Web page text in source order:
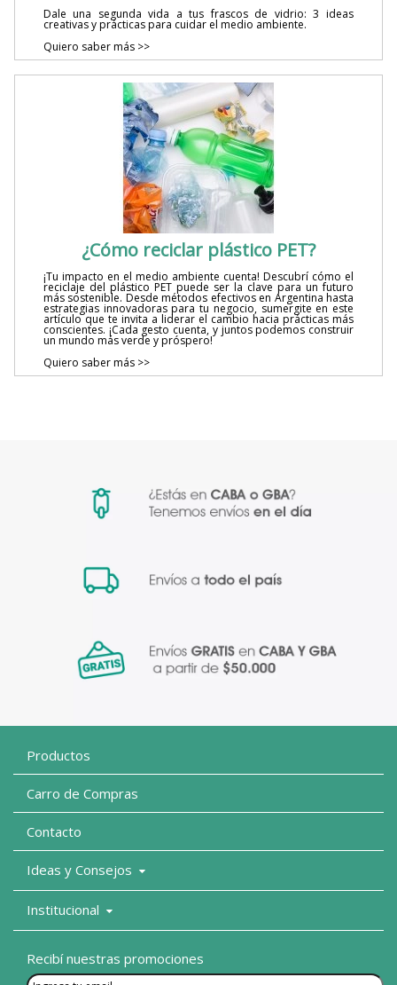
Dale una segunda vida a tus frascos de vidrio: 3 ideas
creativas y prácticas para cuidar el medio ambiente.
Quiero saber más >>
¿Cómo reciclar plástico PET?
¡Tu impacto en el medio ambiente cuenta! Descubrí cómo el
reciclaje del plástico PET puede ser la clave para un futuro
más sostenible. Desde métodos efectivos en Argentina hasta
estrategias innovadoras para tu negocio, sumergite en este
artículo que te invita a liderar el cambio hacia prácticas más
conscientes. ¡Cada gesto cuenta, y juntos podemos construir
un mundo más verde y próspero!
Quiero saber más >>
Productos
Carro de Compras
Contacto
Ideas y Consejos
Institucional
Recibí nuestras promociones